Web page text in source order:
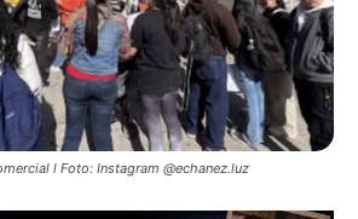
l Foto: Instagram @echanez.luz